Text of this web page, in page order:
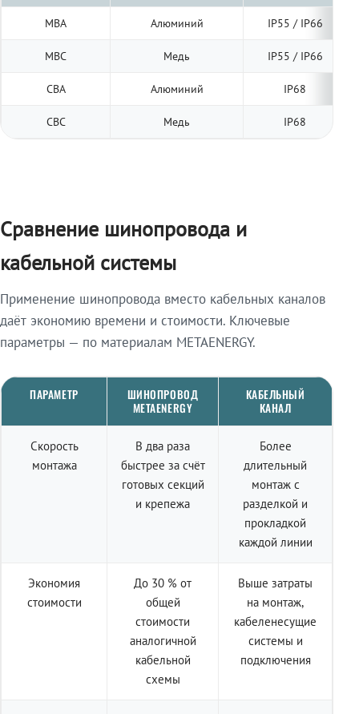
МВА Алюминий IP55 / IP66
МВС Медь IP55 / IP66
СВА Алюминий IP68
СВС Медь IP68
Сравнение шинопровода и
кабельной системы
Применение шинопровода вместо кабельных каналов
даёт экономию времени и стоимости. Ключевые
параметры — по материалам METAENERGY.
ПАРАМЕТР
ШИНОПРОВОД
METAENERGY
КАБЕЛЬНЫЙ
КАНАЛ
Скорость
монтажа
В два раза
быстрее за счёт
готовых секций
и крепежа
Более
длительный
монтаж с
разделкой и
прокладкой
каждой линии
Экономия
стоимости
До 30 % от
общей
стоимости
аналогичной
кабельной
схемы
Выше затраты
на монтаж,
кабеленесущие
системы и
подключения